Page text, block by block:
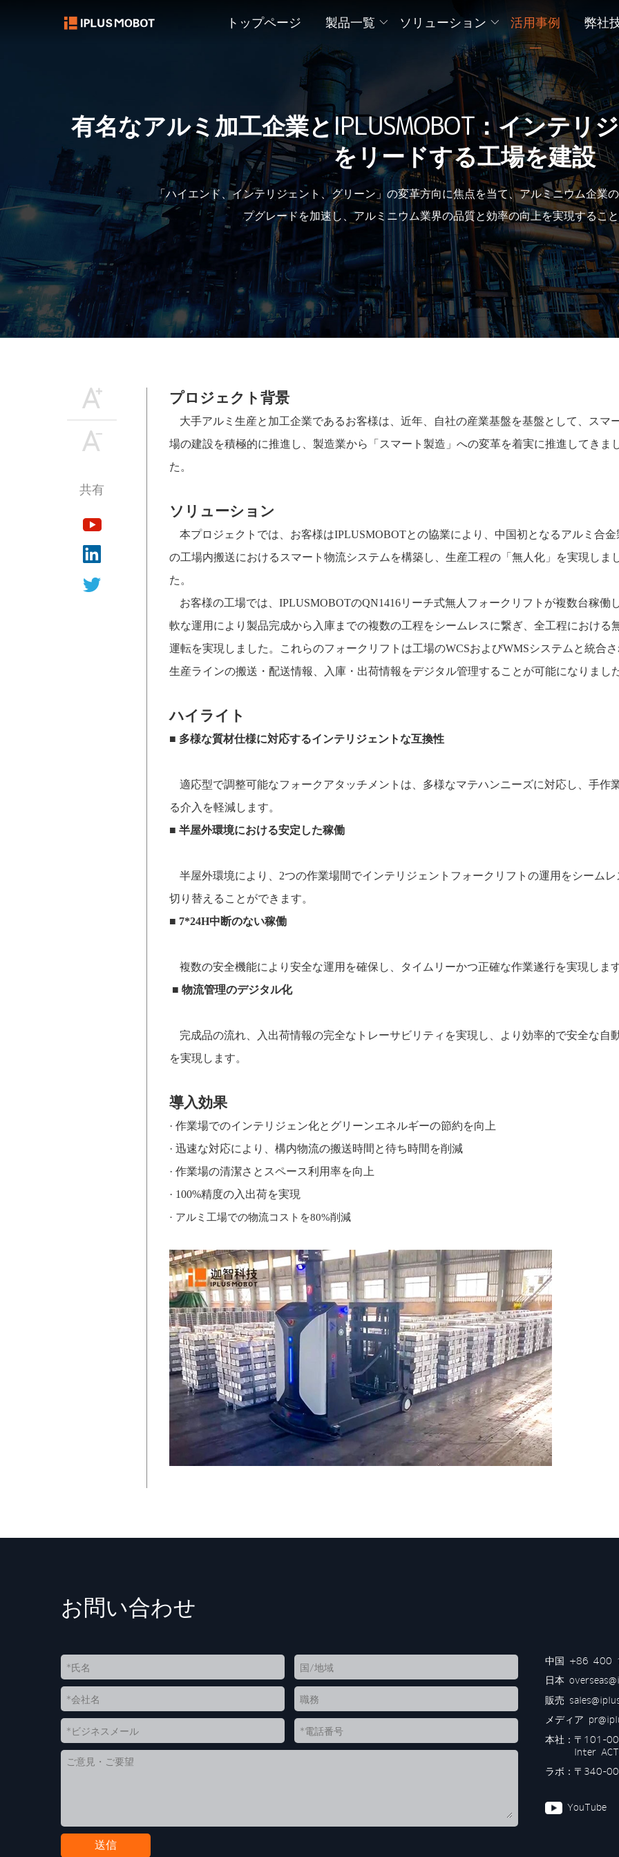
トップページ 製品一覧 ソリューション 活用事例 弊社
有名なアルミ加工企業とIPLUSMOBOT：インテリ
をリードする工場を建設
「ハイエンド、インテリジェント、グリーン」の変革方向に焦点を当て、アルミニウム企業
プグレードを加速し、アルミニウム業界の品質と効率の向上を実現すること
— 共有 —
プロジェクト背景
大手アルミ生産と加工企業であるお客様は、近年、自社の産業基盤を基盤として、スマ
場の建設を積極的に推進し、製造業から「スマート製造」への変革を着実に推進してきま
た。
ソリューション
本プロジェクトでは、お客様はIPLUSMOBOTとの協業により、中国初となるアルミ合金
の工場内搬送におけるスマート物流システムを構築し、生産工程の「無人化」を実現しま
た。
お客様の工場では、 IPLUSMOBOTのQN1416リーチ式無人フォークリフトが複数台稼働
軟な運用により製品完成から入庫までの複数の工程をシームレスに繋ぎ、全工程における
運転を実現しました。これらのフォークリフトは工場のWCSおよびWMSシステムと統合さ
生産ラインの搬送 ・ 配送情報、入庫 ・ 出荷情報をデジタル管理することが可能になりまし
ハイライト
■ 多様な質材仕様に対応するインテリジェントな互換性
適応型で調整可能なフォークアタッチメントは、多様なマテハンニーズに対応し、手作
る介入を軽減します。
■ 半屋外環境における安定した稼働
半屋外環境により、 2つの作業場間でインテリジェントフォークリフトの運用をシームレ
切り替えることができます。
■ 7*24H中断のない稼働
複数の安全機能により安全な運用を確保し、タイムリーかつ正確な作業遂行を実現します
■ 物流管理のデジタル化
完成品の流れ、入出荷情報の完全なトレーサビリティを実現し、より効率的で安全な自
を実現します。
導入効果
· 作業場でのインテリジェン化とグリーンエネルギーの節約を向上
· 迅速な対応により、構内物流の搬送時間と待ち時間を削減
· 作業場の清潔さとスペース利用率を向上
· 100%精度の入出荷を実現
· アルミ工場での物流コストを80%削減
お問い合わせ
送信
中国 +86 400
日本
販売
メディア
本社： 〒101-
Inter
ラボ：〒340-